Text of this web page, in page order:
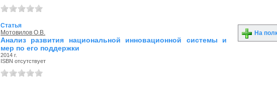
Статья
Мотовилов О.В.
Анализ развития национальной инновационной системы и
мер по его поддержки
2014 г.
ISBN отсутствует
На